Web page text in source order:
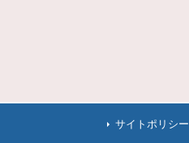
サイトポリシー